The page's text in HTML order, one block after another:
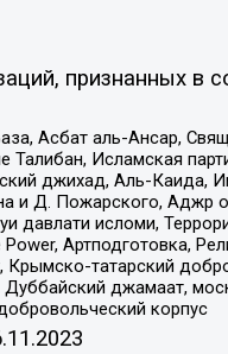
признанных в
Асбат аль-Ансар,
Исламская
джихад, Аль-Каида,
и Д. Пожарского, Аджр
давлати исломи,
Артподготовка,
Крымско-татарский
джамаат,
корпус